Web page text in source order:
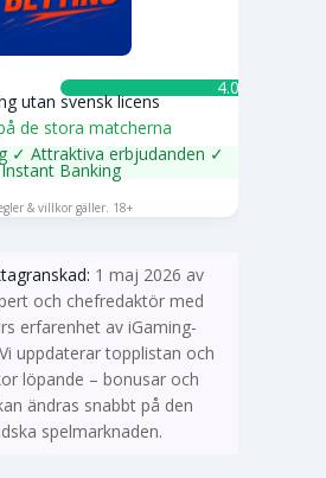
4.0 ★
utan svensk licens
de stora matcherna
✓ Attraktiva erbjudanden ✓
Instant Banking
& villkor gäller. 18+
1 maj 2026 av
Svensson
och chefredaktör med
erfarenhet av iGaming-
uppdaterar topplistan och
löpande – bonusar och
ändras snabbt på den
spelmarknaden.